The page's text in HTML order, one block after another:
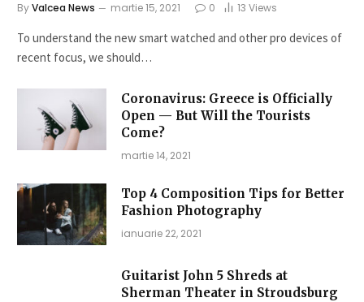
ByValcea News martie 15, 2021 0 13 Views
To understand the new smart watched and other pro devices of
recent focus, we should…
Coronavirus: Greece is Officially
Open — But Will the Tourists
Come?
martie 14, 2021
Top 4 Composition Tips for Better
Fashion Photography
ianuarie 22, 2021
Guitarist John 5 Shreds at
Sherman Theater in Stroudsburg